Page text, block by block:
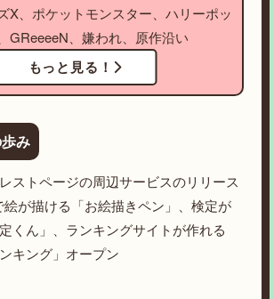
X、ポケットモンスター、ハリーポッ
GReeeeN、嫌われ、原作沿い
もっと見る！
み
ストページの周辺サービスのリリース
が描ける「お絵描きペン」、検定が
くん」、ランキングサイトが作れる
キング」オープン